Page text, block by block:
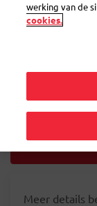
€ 8,00
Meer details
werking van de
cookies.